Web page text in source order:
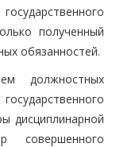
полученный
обязанностей.
должностных
дисциплинарной
совершенного